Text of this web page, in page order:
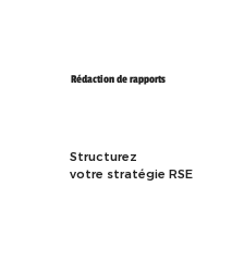
Rédaction de rapports
Structurez
votre stratégie RSE